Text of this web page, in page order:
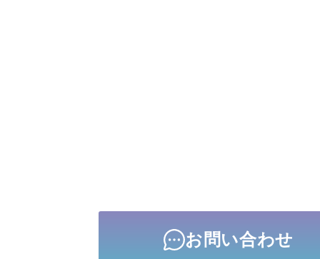
お問い合わせ